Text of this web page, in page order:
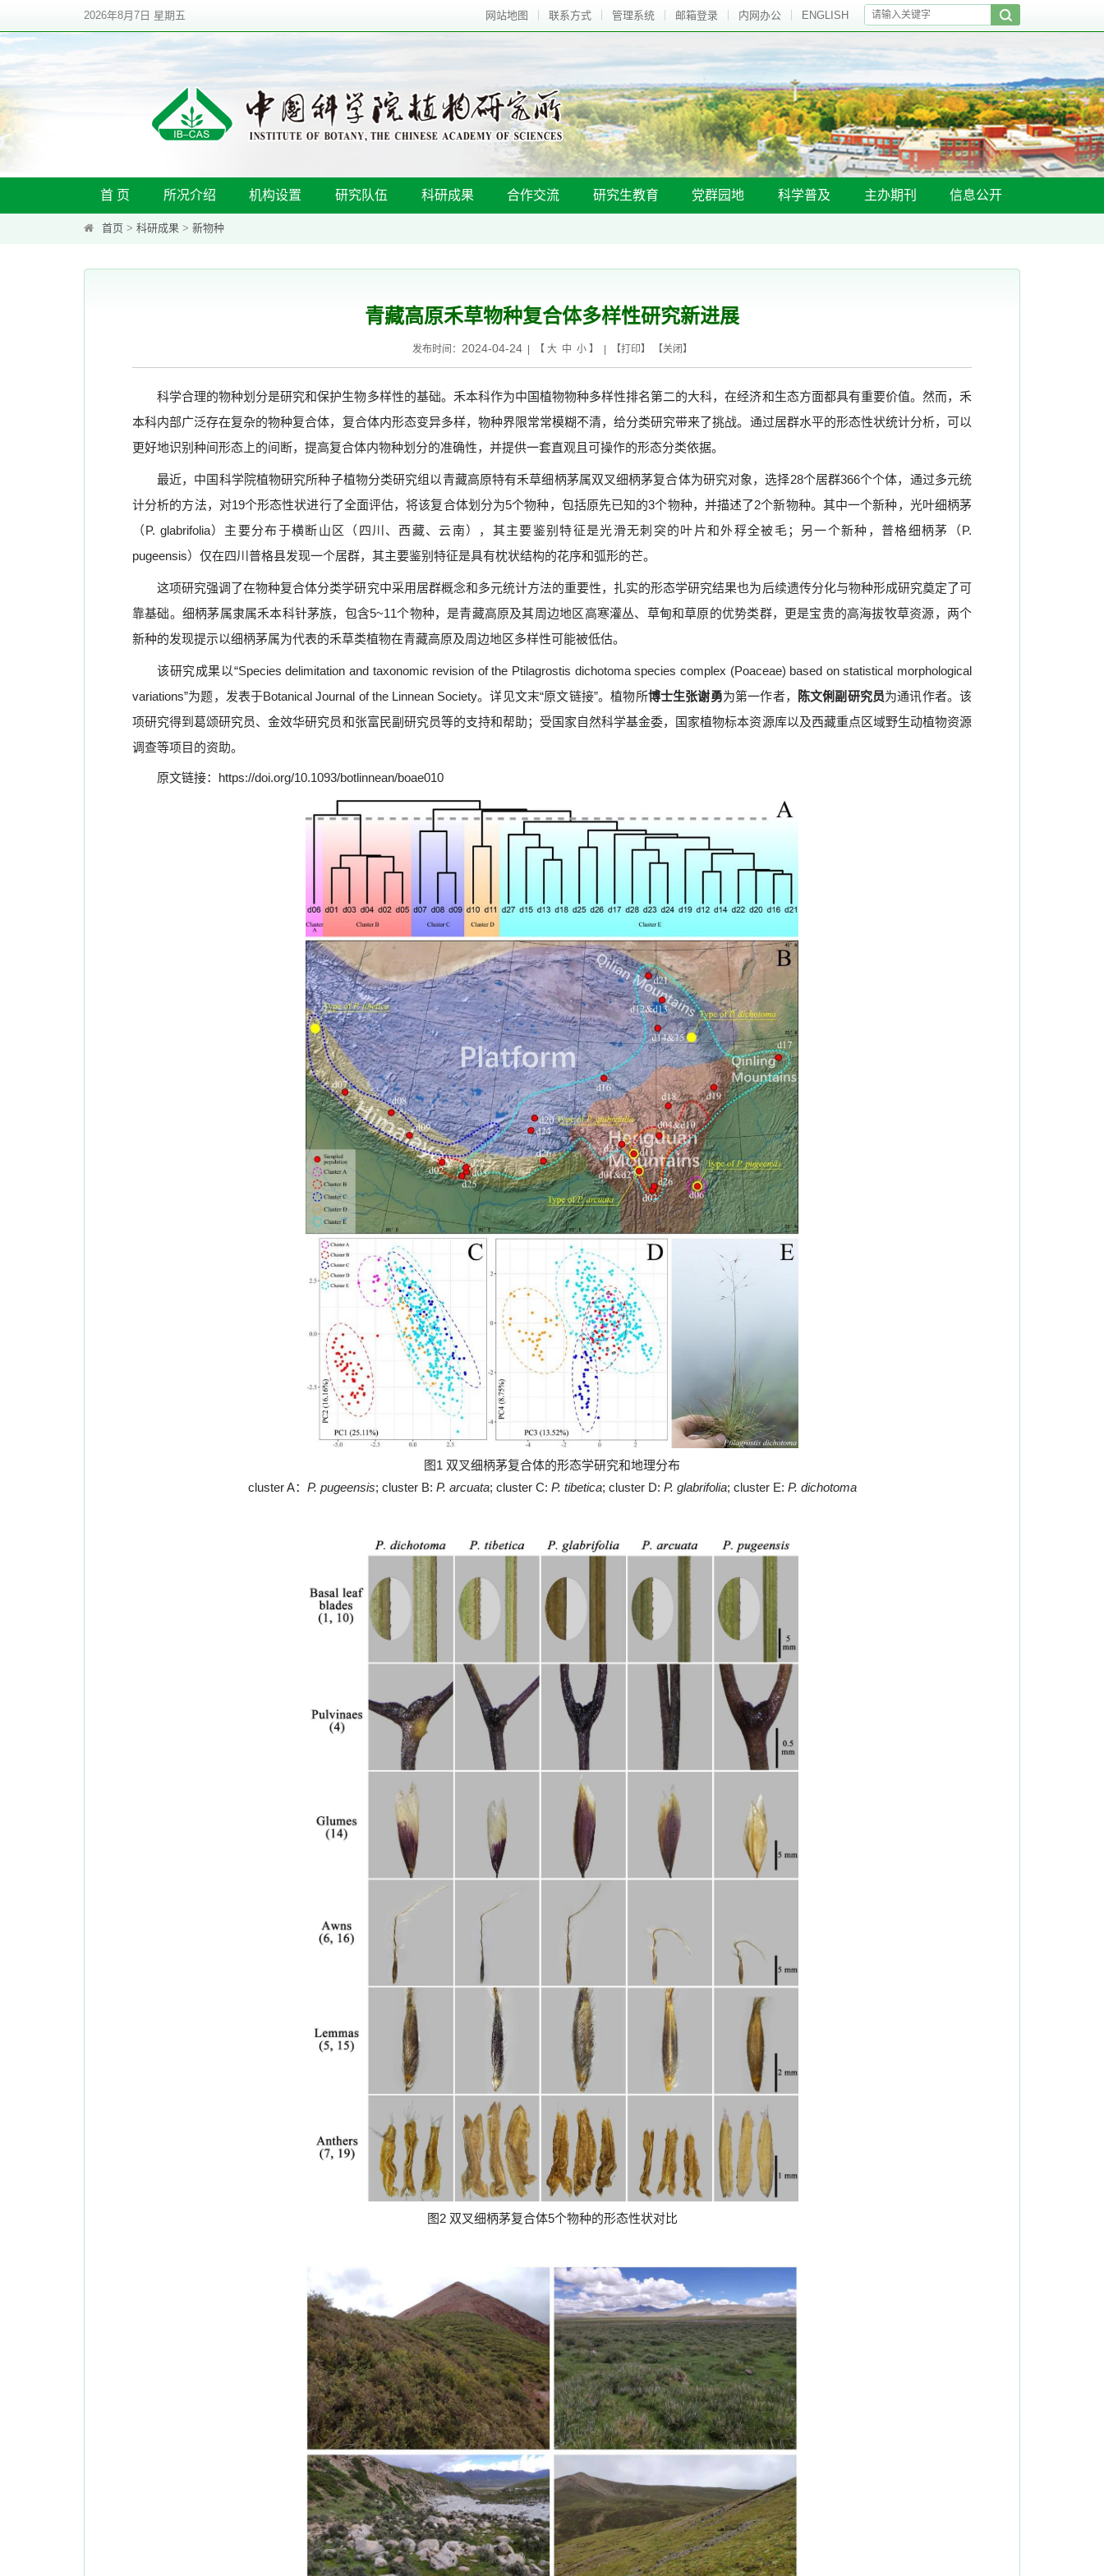
2026年8月7日 星期五 网站地图 联系方式 管理系统 邮箱登录 内网办公 ENGLISH
首 页 所况介绍 机构设置 研究队伍 科研成果 合作交流 研究生教育 党群园地 科学普及 主办期刊 信息公开
首页 > 科研成果 > 新物种
青藏高原禾草物种复合体多样性研究新进展
发布时间： 2024-04-24| 【 大 中 小】 | 【打印】 【关闭 】
科学合理的物种划分是研究和保护生物多样性的基础。 禾本科作为中国植物物种多样性排名第二的大科，在经济和生态方面都具有重要价值。然而，禾
本科内部广泛存在复杂的物种复合体，复合体内形态变异多样，物种界限常常模糊不清，给分类研究带来了挑战。 通过居群水平的形态性状统计分析，可以
更好地识别种间形态上的间断，提高复合体内物种划分的准确性，并提供一套直观且可操作的形态分类依据。
最近，中国科学院植物研究所种子植物分类研究组以青藏高原特有禾草细柄茅属双叉细柄茅复合体为研究对象，选择28个居群366个个体，通过多元统
计分析的方法，对19个形态性状进行了全面评估，将该复合体划分为5个物种，包括原先已知的3个物种，并描述了2个新物种。其中一个新种，光叶细柄茅
（P. glabrifolia）主要分布于横断山区（四川、西藏、云南），其主要鉴别特征是光滑无刺突的叶片和外稃全被毛；另一个新种，普格细柄茅（P.
pugeensis）仅在四川普格县发现一个居群，其主要鉴别特征是具有枕状结构的花序和弧形的芒。
这项研究强调了在物种复合体分类学研究中采用居群概念和多元统计方法的重要性，扎实的形态学研究结果也为后续遗传分化与物种形成研究奠定了可
靠基础。细柄茅属隶属禾本科针茅族，包含5~11个物种，是青藏高原及其周边地区高寒灌丛、草甸和草原的优势类群，更是宝贵的高海拔牧草资源，两个
新种的发现提示以细柄茅属为代表的禾草类植物在青藏高原及周边地区多样性可能被低估。
该研究成果以“Species delimitation and taxonomic revision of the Ptilagrostis dichotoma species complex (Poaceae) based on statistical morphological
variations”为题，发表于Botanical Journal of the Linnean Society。详见文末“原文链接”。植物所博士生张谢勇为第一作者， 陈文俐副研究员为通讯作者。该
项研究得到葛颂研究员、金效华研究员和张富民副研究员等的支持和帮助；受国家自然科学基金委，国家植物标本资源库以及西藏重点区域野生动植物资源
调查等项目的资助。
原文链接： https://doi.org/10.1093/botlinnean/boae010
图 1 双叉细柄茅复合体的形态学研究和地理分布
cluster A： P. pugeensis; cluster B: P. arcuata; cluster C: P. tibetica; cluster D: P. glabrifolia; cluster E: P. dichotoma
图2 双叉细柄茅复合体5个物种的形态性状对比